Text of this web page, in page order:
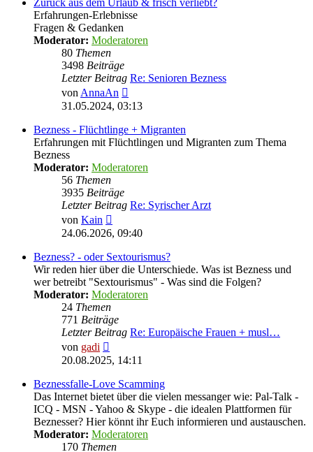
Zurück aus dem Urlaub & frisch verliebt?
Erfahrungen-Erlebnisse
Fragen & Gedanken
Moderator: Moderatoren
80 Themen
3498 Beiträge
Letzter Beitrag Re: Senioren Bezness
von AnnaAn
Beitrag
31.05.2024, 03:13
Bezness - Flüchtlinge + Migranten
Erfahrungen mit Flüchtlingen und Migranten zum Thema
Bezness
Moderator: Moderatoren
56 Themen
3935 Beiträge
Letzter Beitrag Re: Syrischer Arzt
von Kain
Beitrag
24.06.2026, 09:40
Bezness? - oder Sextourismus?
Wir reden hier über die Unterschiede. Was ist Bezness und
wer betreibt "Sextourismus" - Was sind die Folgen?
Moderator: Moderatoren
24 Themen
771 Beiträge
Letzter Beitrag Re: Europäische Frauen + musl…
von gadi
Beitrag
20.08.2025, 14:11
Beznessfalle-Love Scamming
Das Internet bietet über die vielen messanger wie: Pal-Talk -
ICQ - MSN - Yahoo & Skype - die idealen Plattformen für
Beznesser? Hier könnt ihr Euch informieren und austauschen.
Moderator: Moderatoren
170 Themen